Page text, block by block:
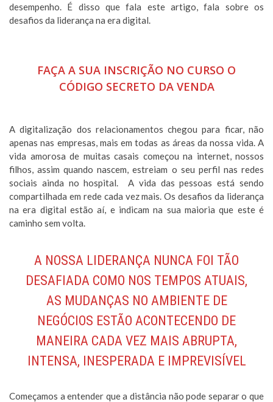
desempenho. É disso que fala este artigo, fala sobre os
desafios da liderança na era digital.
FAÇA A SUA INSCRIÇÃO NO CURSO O
CÓDIGO SECRETO DA VENDA
A digitalização dos relacionamentos chegou para ficar, não
apenas nas empresas, mais em todas as áreas da nossa vida. A
vida amorosa de muitas casais começou na internet, nossos
filhos, assim quando nascem, estreiam o seu perfil nas redes
sociais ainda no hospital. A vida das pessoas está sendo
compartilhada em rede cada vez mais. Os desafios da liderança
na era digital estão aí, e indicam na sua maioria que este é
caminho sem volta.
A NOSSA LIDERANÇA NUNCA FOI TÃO
DESAFIADA COMO NOS TEMPOS ATUAIS,
AS MUDANÇAS NO AMBIENTE DE
NEGÓCIOS ESTÃO ACONTECENDO DE
MANEIRA CADA VEZ MAIS ABRUPTA,
INTENSA, INESPERADA E IMPREVISÍVEL
Começamos a entender que a distância não pode separar o que